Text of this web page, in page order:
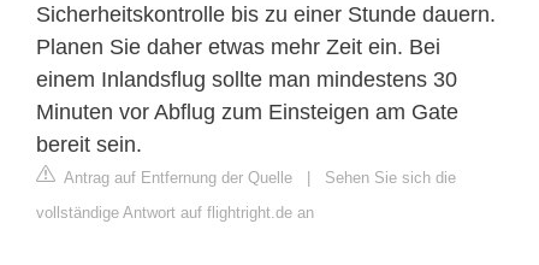
Sicherheitskontrolle bis zu einer Stunde dauern.
Planen Sie daher etwas mehr Zeit ein. Bei
einem Inlandsflug sollte man mindestens 30
Minuten vor Abflug zum Einsteigen am Gate
bereit sein.
Antrag auf Entfernung der Quelle
Sehen Sie sich die
vollständige Antwort auf flightright.de an